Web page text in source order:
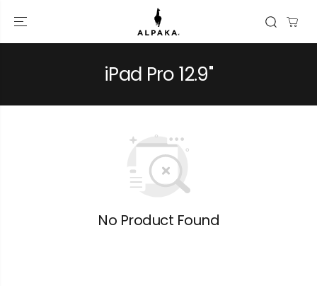
跳到內容
iPad Pro 12.9"
No Product Found